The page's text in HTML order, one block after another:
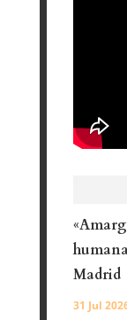
Madrid
31 Jul